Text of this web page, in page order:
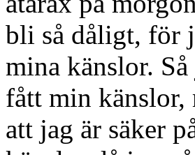
bli så dåligt, för
mina känslor.
fått min
att jag är säker